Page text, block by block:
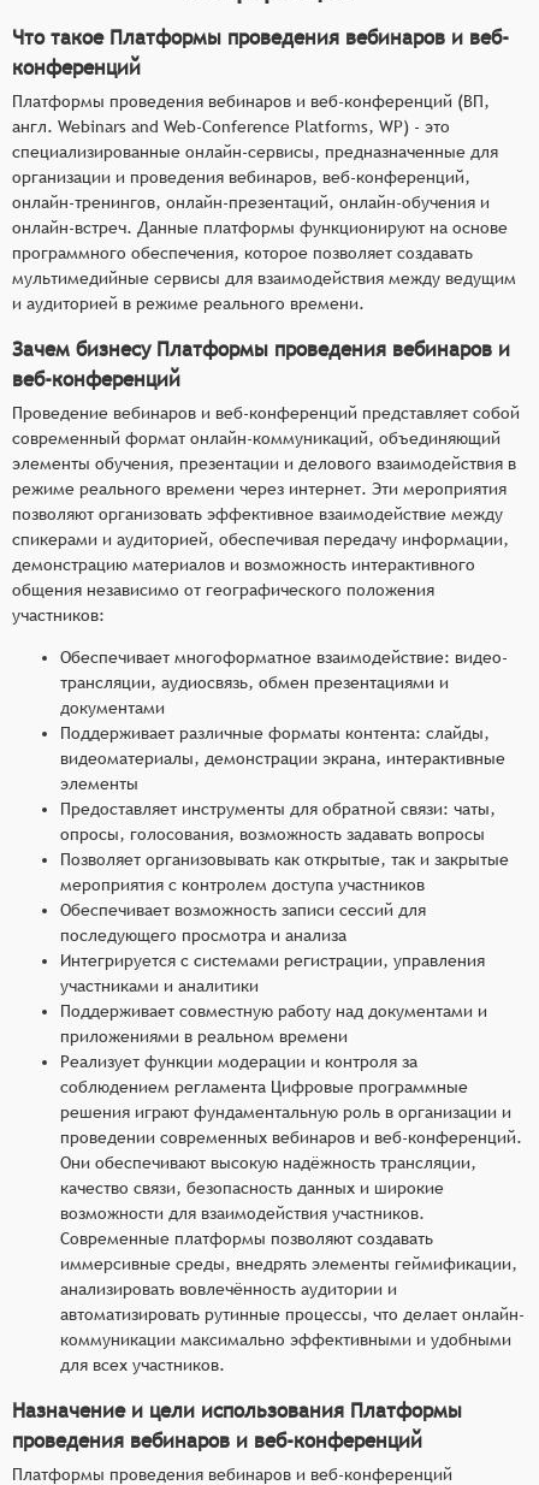
Что такое Платформы проведения вебинаров и веб-
конференций
Платформы проведения вебинаров и веб-конференций (ВП,
англ. Webinars and Web-Conference Platforms, WP) - это
специализированные онлайн-сервисы, предназначенные для
организации и проведения вебинаров, веб-конференций,
онлайн-тренингов, онлайн-презентаций, онлайн-обучения и
онлайн-встреч. Данные платформы функционируют на основе
программного обеспечения, которое позволяет создавать
мультимедийные сервисы для взаимодействия между ведущим
и аудиторией в режиме реального времени.
Зачем бизнесу Платформы проведения вебинаров и
веб-конференций
Проведение вебинаров и веб-конференций представляет собой
современный формат онлайн-коммуникаций, объединяющий
элементы обучения, презентации и делового взаимодействия в
режиме реального времени через интернет. Эти мероприятия
позволяют организовать эффективное взаимодействие между
спикерами и аудиторией, обеспечивая передачу информации,
демонстрацию материалов и возможность интерактивного
общения независимо от географического положения
участников:
Обеспечивает многоформатное взаимодействие: видео-
трансляции, аудиосвязь, обмен презентациями и
документами
Поддерживает различные форматы контента: слайды,
видеоматериалы, демонстрации экрана, интерактивные
элементы
Предоставляет инструменты для обратной связи: чаты,
опросы, голосования, возможность задавать вопросы
Позволяет организовывать как открытые, так и закрытые
мероприятия с контролем доступа участников
Обеспечивает возможность записи сессий для
последующего просмотра и анализа
Интегрируется с системами регистрации, управления
участниками и аналитики
Поддерживает совместную работу над документами и
приложениями в реальном времени
Реализует функции модерации и контроля за
соблюдением регламента Цифровые программные
решения играют фундаментальную роль в организации и
проведении современных вебинаров и веб-конференций.
Они обеспечивают высокую надёжность трансляции,
качество связи, безопасность данных и широкие
возможности для взаимодействия участников.
Современные платформы позволяют создавать
иммерсивные среды, внедрять элементы геймификации,
анализировать вовлечённость аудитории и
автоматизировать рутинные процессы, что делает онлайн-
коммуникации максимально эффективными и удобными
для всех участников.
Назначение и цели использования Платформы
проведения вебинаров и веб-конференций
Платформы проведения вебинаров и веб-конференций